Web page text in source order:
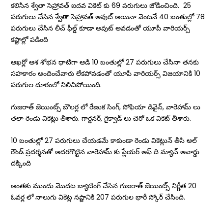
కలిసిన శ్వేతా సెహ్రావత్ ఐదవ వికెట్ కు 69 పరుగులు జోడించింది. 25
పరుగులు చేసిన శ్వేతా సెహ్రావత్ అవుట్ అయినా వెంటనే 40 బంతుల్లో 78
పరుగులు చేసిన లీచ్ ఫీల్డ్ కూడా అవుట్ అవడంతో యూపీ వారియర్స్
కష్టాల్లో పడింది
ఆఖర్లో ఆశ శోభన ధాటిగా ఆడి 10 బంతుల్లో 27 పరుగులు చేసినా తనకు
సహకారం అందించేవారు లేకపోవడంతో యూపీ వారియర్స్ విజయానికి 10
పరుగుల దూరంలో నిలిచిపోయింది.
గుజరాత్ జెయింట్స్ బౌలర్ల లో రేణుక సింగ్, సోఫియా డివైన్, వారెహామ్ లు
తలా రెండు వికెట్లు తీశారు. గార్డనర్, గైక్వాడ్ లు చెరో ఒక వికెట్ తీశారు.
10 బంతుల్లో 27 పరుగులు చేయడమే కాకుండా రెండు వికెట్లున్ తీసి అల్
రౌండ్ ప్రదర్శనతో అదరగొట్టిన వారెహామ్ కు ప్లేయర్ అఫ్ ది మ్యాచ్ అవార్డు
దక్కింది
అంతకు ముందు మొదట బ్యాటింగ్ చేసిన గుజరాత్ జెయింట్స్ నిర్ణీత 20
ఓవర్ల లో నాలుగు వికెట్ల నష్టానికి 207 పరుగుల భారీ స్కోర్ చేసింది.